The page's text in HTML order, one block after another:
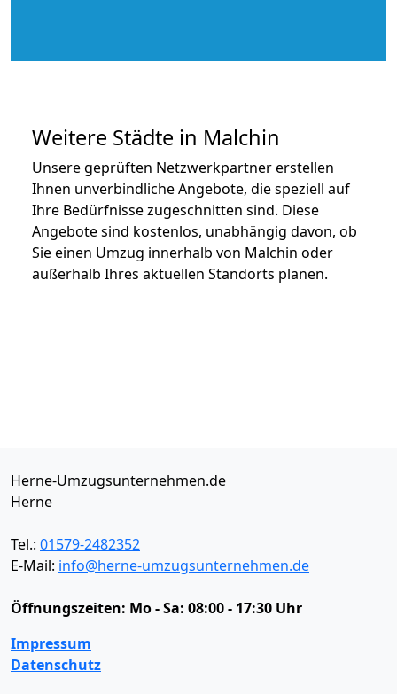
Weitere Städte in Malchin
Unsere geprüften Netzwerkpartner erstellen
Ihnen unverbindliche Angebote, die speziell auf
Ihre Bedürfnisse zugeschnitten sind. Diese
Angebote sind kostenlos, unabhängig davon, ob
Sie einen Umzug innerhalb von Malchin oder
außerhalb Ihres aktuellen Standorts planen.
Herne-Umzugsunternehmen.de
Herne
Tel.: 01579-2482352
E-Mail: info@herne-umzugsunternehmen.de
Öffnungszeiten: Mo - Sa: 08:00 - 17:30 Uhr
Impressum
Datenschutz